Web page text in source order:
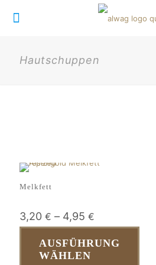
Hautschuppen
Melkfett
3,20 € – 4,95 €
AUSFÜHRUNG
WÄHLEN